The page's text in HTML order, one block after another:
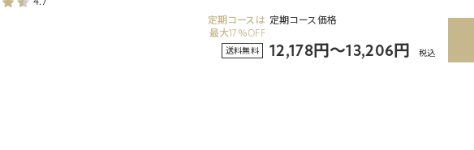
定期コースは
最大17％OFF
定期コース価格
送料無料 12,178円～13,206円 税込